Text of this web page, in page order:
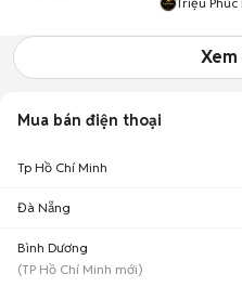
Mua bán điện thoại
Tp Hồ Chí Minh
Đà Nẵng
Bình Dương
(TP Hồ Chí Minh mới)